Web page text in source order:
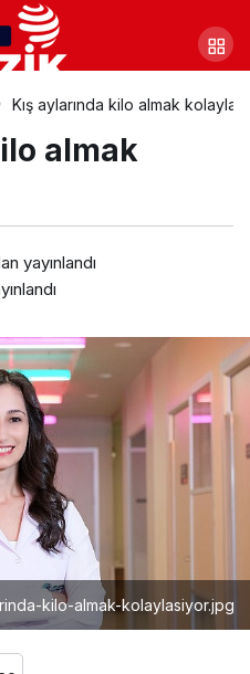
Kış aylarında kilo almak
almak
yayınlandı
kilo-almak-kolaylasiyor.jpg
enfeksiyon riski